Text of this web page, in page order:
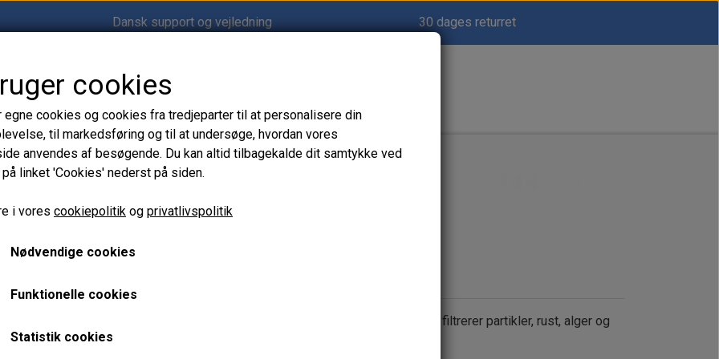
Dansk support og vejledning 30 dages returret
Shop12volt
Seaflo søvandsfilter
279,00 kr.
Sea Water Filter 001 er et effektivt søvandsfilter (raw water strainer), der filtrerer partikler, rust, alger og
urenheder fra kølevandssystemet. Fås i 1", 1-1/4" og 1-1/2" tilslutning
cookies
egne cookies og cookies fra tredjeparter til at personalisere din
til markedsføring og til at undersøge, hvordan vores
anvendes af besøgende. Du kan altid tilbagekalde dit samtykke ved
linket 'Cookies' nederst på siden.
i vores cookiepolitik og privatlivspolitik
Nødvendige cookies
Funktionelle cookies
Statistik cookies